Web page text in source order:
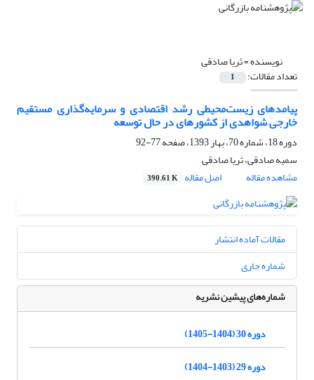
نویسنده =ثریا صادقی
تعداد مقالات: 1
پیامدهای زیست‌محیطی رشد اقتصادی و سرمایه‌گذاری مستقیم
خارجی شواهدی از کشورهای در حال توسعه
دوره 18، شماره 70، بهار 1393، صفحه
77-92
سمیه صادقی، ثریا صادقی
مشاهده مقاله
اصل مقاله 390.61 K
مقالات آماده انتشار
شماره جاری
شماره‌های پیشین نشریه
دوره 30 (1404-1405)
دوره 29 (1403-1404)